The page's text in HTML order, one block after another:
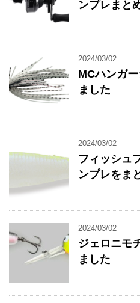
ンプレまと
2024/03/02
MCハンガ
ました
2024/03/02
フィッシュ
ンプレをま
2024/03/02
ジェロニモ
ました